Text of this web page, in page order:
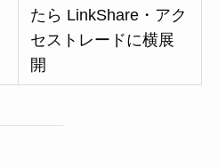
たら LinkShare・アク
セストレードに横展
開